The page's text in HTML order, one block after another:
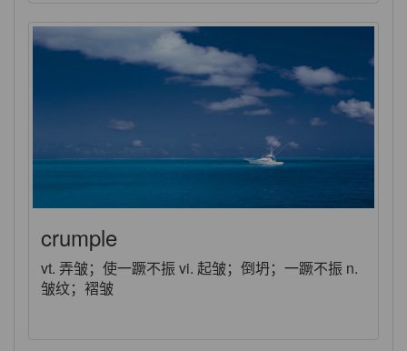
crumple
vt. 弄皱；使一蹶不振 vi. 起皱；倒坍；一蹶不振 n.
皱纹；褶皱